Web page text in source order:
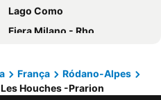
Le Saint Antoine
SOWELL HOTELS Mont Blanc et SPA
Le Saint Gervais Hotel & Spa Handwritten Collection
Hotel Eden Chamonix
Lago Como
Fiera Milano - Rho
Navigli
Lyon Antiga
França
Ródano-Alpes
Les Houches -Prarion